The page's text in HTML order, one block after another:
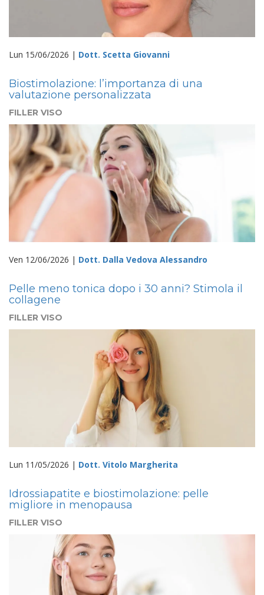
Lun 15/06/2026 | Dott. Scetta Giovanni
Biostimolazione: l’importanza di una
valutazione personalizzata
FILLER VISO
Ven 12/06/2026 | Dott. Dalla Vedova Alessandro
Pelle meno tonica dopo i 30 anni? Stimola il
collagene
FILLER VISO
Lun 11/05/2026 | Dott. Vitolo Margherita
Idrossiapatite e biostimolazione: pelle
migliore in menopausa
FILLER VISO